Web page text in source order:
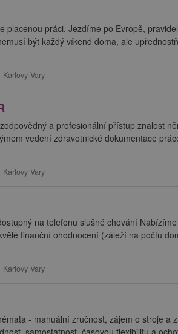
práci. Jezdíme po Evropě,
být každý víkend doma, ale
Karlovy Vary
a profesionální přístup znalost
vedení zdravotnické dokumentace
Karlovy Vary
na telefonu slušné chování
finanční ohodnocení (záleží na počtu
Karlovy Vary
- manuální zručnost, zájem o stroje a
samostatnost, časovou flexibilitu a